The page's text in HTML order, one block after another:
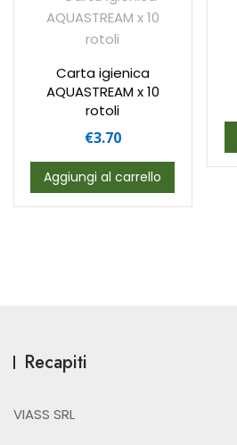
Carta igienica
AQUASTREAM x 10
rotoli
€3.70
Aggiungi al carrello
Recapiti
VIASS SRL